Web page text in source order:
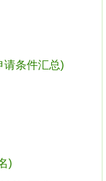
请条件汇总)
)